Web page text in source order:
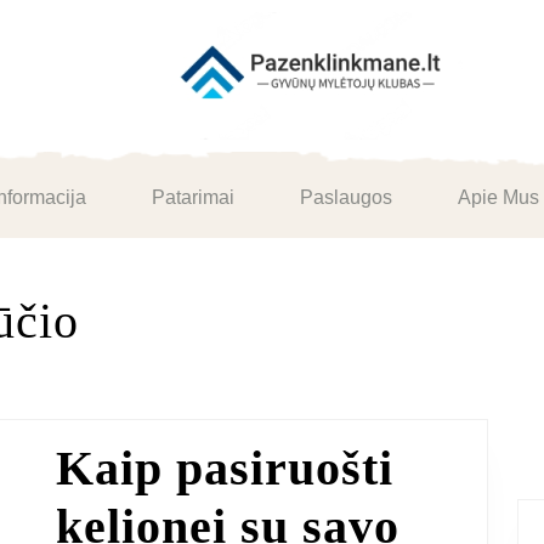
Patarimai Paslaugos Apie Mus
Kaip pasiruošti
kelionei su savo